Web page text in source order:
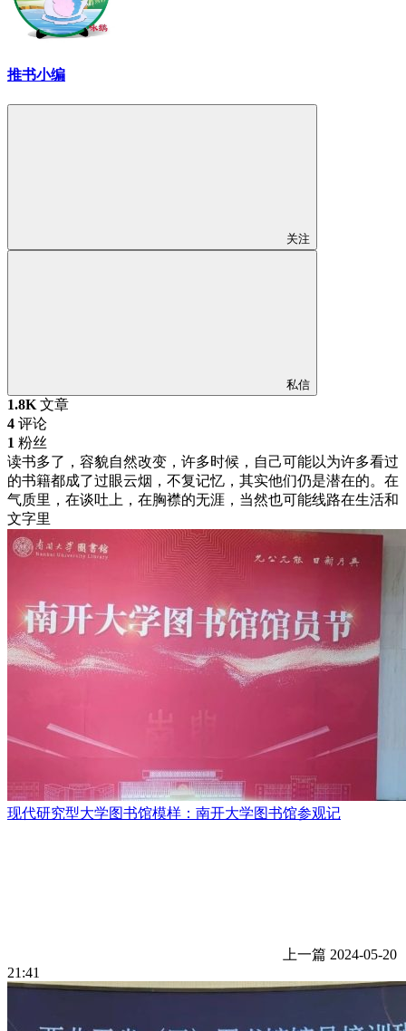
推书小编
关注
私信
1.8K 文章
4 评论
1 粉丝
读书多了，容貌自然改变，许多时候，自己可能以为许多看过
的书籍都成了过眼云烟，不复记忆，其实他们仍是潜在的。在
气质里，在谈吐上，在胸襟的无涯，当然也可能线路在生活和
文字里
现代研究型大学图书馆模样：南开大学图书馆参观记
上一篇 2024-05-20
21:41